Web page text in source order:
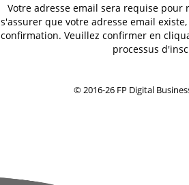
Votre adresse email sera requise pour
s'assurer que votre adresse email
confirmation. Veuillez confirmer en
processus
© 2016-26 FP Digital